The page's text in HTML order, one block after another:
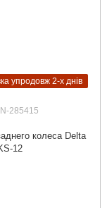
упродовж 2-х днів
285415
колеса Delta
12